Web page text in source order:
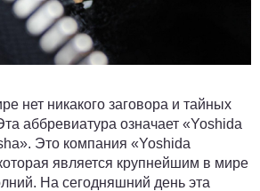
нет никакого заговора и тайных
аббревиатура означает «Yoshida
Это компания «Yoshida
является крупнейшим в мире
На сегодняшний день эта